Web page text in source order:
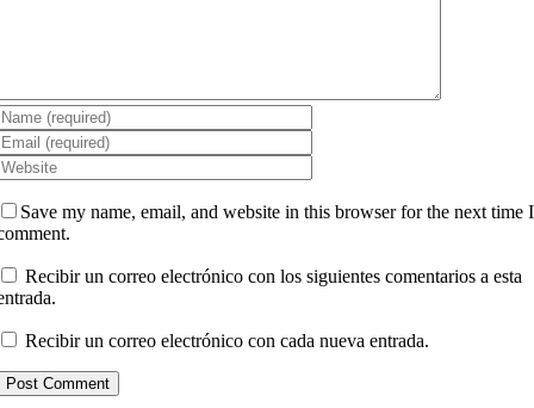
Save my name, email, and website in this browser for the next time I
Recibir un correo electrónico con los siguientes comentarios a esta
Recibir un correo electrónico con cada nueva entrada.